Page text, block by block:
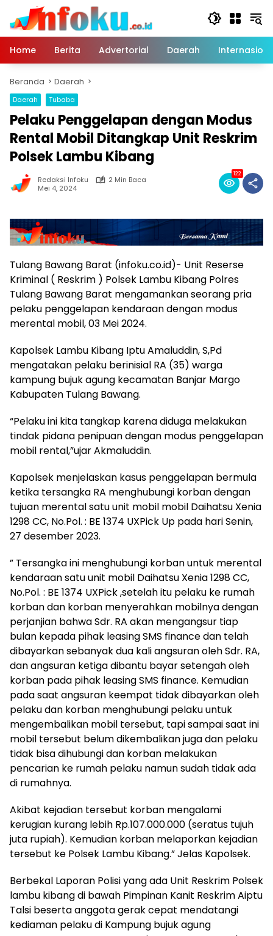
Langsung
konten
Home
Berita Advertorial Daerah
Beranda Daerah
Daerah Tubaba
Pelaku Penggelapan dengan Modus
Rental Mobil Ditangkap Unit Reskrim
Polsek Lambu Kibang
Redaksi Infoku
2 Min Baca
Mei 4, 2024
122
Tulang Bawang Barat (infoku.co.id)- Unit Reserse
Kriminal ( Reskrim ) Polsek Lambu Kibang Polres
Tulang Bawang Barat mengamankan seorang pria
pelaku penggelapan kendaraan dengan modus
merental mobil, 03 Mei 2024.
Kapolsek Lambu Kibang Iptu Amaluddin, S,Pd
mengatakan pelaku berinisial RA (35) warga
kampung bujuk agung kecamatan Banjar Margo
Kabupaten Tulang Bawang.
“Pelaku ini kita tangkap karena diduga melakukan
tindak pidana penipuan dengan modus penggelapan
mobil rental,”ujar Akmaluddin.
Kapolsek menjelaskan kasus penggelapan bermula
ketika tersangka RA menghubungi korban dengan
tujuan merental satu unit mobil mobil Daihatsu Xenia
1298 CC, No.Pol. : BE 1374 UXPick Up pada hari Senin,
27 desember 2023.
” Tersangka ini menghubungi korban untuk merental
kendaraan satu unit mobil Daihatsu Xenia 1298 CC,
No.Pol. : BE 1374 UXPick ,setelah itu pelaku ke rumah
korban dan korban menyerahkan mobilnya dengan
perjanjian bahwa Sdr. RA akan mengangsur tiap
bulan kepada pihak leasing SMS finance dan telah
dibayarkan sebanyak dua kali angsuran oleh Sdr. RA,
dan angsuran ketiga dibantu bayar setengah oleh
korban pada pihak leasing SMS finance. Kemudian
pada saat angsuran keempat tidak dibayarkan oleh
pelaku dan korban menghubungi pelaku untuk
mengembalikan mobil tersebut, tapi sampai saat ini
mobil tersebut belum dikembalikan juga dan pelaku
tidak bisa dihubungi dan korban melakukan
pencarian ke rumah pelaku namun sudah tidak ada
di rumahnya.
Akibat kejadian tersebut korban mengalami
kerugian kurang lebih Rp.107.000.000 (seratus tujuh
juta rupiah). Kemudian korban melaporkan kejadian
tersebut ke Polsek Lambu Kibang.” Jelas Kapolsek.
Berbekal Laporan Polisi yang ada Unit Reskrim Polsek
lambu kibang di bawah Pimpinan Kanit Reskrim Aiptu
Talsi beserta anggota gerak cepat mendatangi
kediaman pelaku di Kampung bujuk agung